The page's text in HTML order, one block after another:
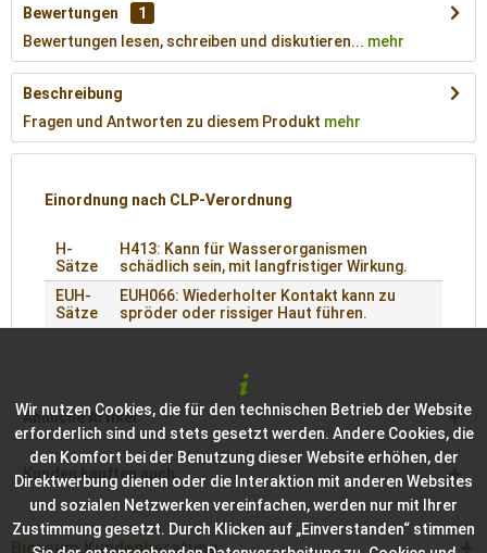
Bewertungen
1
Bewertungen lesen, schreiben und diskutieren... mehr
Beschreibung
Fragen und Antworten zu diesem Produkt mehr
Einordnung nach CLP-Verordnung
H-
Sätze
H413: Kann für Wasserorganismen
schädlich sein, mit langfristiger Wirkung.
EUH-
Sätze
EUH066: Wiederholter Kontakt kann zu
spröder oder rissiger Haut führen.
Ähnliche Artikel
Kunden kauften auch
Bioraum Kundenberatung
Wir nutzen Cookies, die für den technischen Betrieb der Website
erforderlich sind und stets gesetzt werden. Andere Cookies, die
den Komfort bei der Benutzung dieser Website erhöhen, der
Direktwerbung dienen oder die Interaktion mit anderen Websites
und sozialen Netzwerken vereinfachen, werden nur mit Ihrer
Zustimmung gesetzt. Durch Klicken auf „Einverstanden“ stimmen